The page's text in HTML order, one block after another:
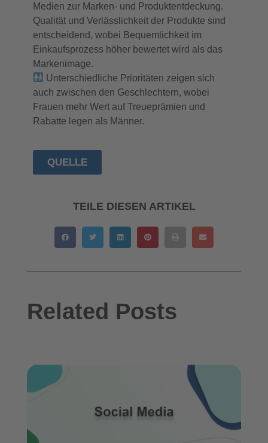
Medien zur Marken- und Produktentdeckung.
Qualität und Verlässlichkeit der Produkte sind
entscheidend, wobei Bequemlichkeit im
Einkaufsprozess höher bewertet wird als das
Markenimage.
Unterschiedliche Prioritäten zeigen sich
auch zwischen den Geschlechtern, wobei
Frauen mehr Wert auf Treueprämien und
Rabatte legen als Männer.
QUELLE
TEILE DIESEN ARTIKEL
Related Posts